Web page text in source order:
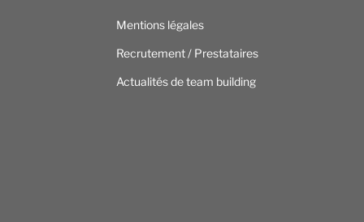
Mentions légales
Recrutement / Prestataires
Actualités de team building